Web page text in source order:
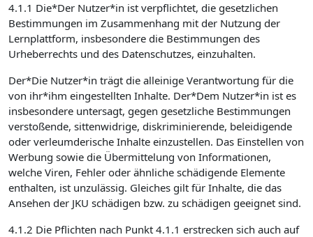
4.1.1 Die*Der Nutzer*in ist verpflichtet, die gesetzlichen
Bestimmungen im Zusammenhang mit der Nutzung der
Lernplattform, insbesondere die Bestimmungen des
Urheberrechts und des Datenschutzes, einzuhalten.
Der*Die Nutzer*in trägt die alleinige Verantwortung für die
von ihr*ihm eingestellten Inhalte. Der*Dem Nutzer*in ist es
insbesondere untersagt, gegen gesetzliche Bestimmungen
verstoßende, sittenwidrige, diskriminierende, beleidigende
oder verleumderische Inhalte einzustellen. Das Einstellen von
Werbung sowie die Übermittelung von Informationen,
welche Viren, Fehler oder ähnliche schädigende Elemente
enthalten, ist unzulässig. Gleiches gilt für Inhalte, die das
Ansehen der JKU schädigen bzw. zu schädigen geeignet sind.
4.1.2 Die Pflichten nach Punkt 4.1.1 erstrecken sich auch auf